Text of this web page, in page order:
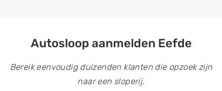
Autosloop aanmelden Eefde
Bereik eenvoudig duizenden klanten die opzoek zijn
naar een sloperij.